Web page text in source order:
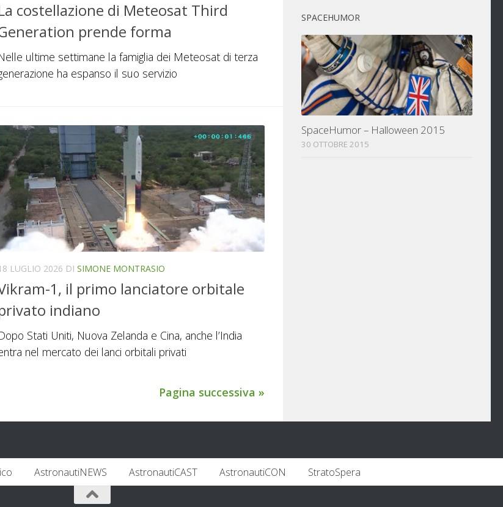
costellazione di Meteosat Third
prende forma
ultime settimane la famiglia dei Meteosat di terza
ha espanso il suo servizio
LUGLIO 2026 DI SIMONE MONTRASIO
1, il primo lanciatore orbitale
indiano
Stati Uniti, Nuova Zelanda e Cina, anche l’India
nel mercato dei lanci orbitali privati
Pagina successiva »
SPACEHUMOR
SpaceHumor – Halloween 2015
30 OTTOBRE 2015
AstronautiNEWS AstronautiCAST AstronautiCON StratoSpera